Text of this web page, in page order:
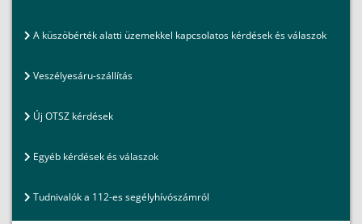
A küszöbérték alatti üzemekkel kapcsolatos kérdések és válaszok
Veszélyesáru-szállítás
Új OTSZ kérdések
Egyéb kérdések és válaszok
Tudnivalók a 112-es segélyhívószámról